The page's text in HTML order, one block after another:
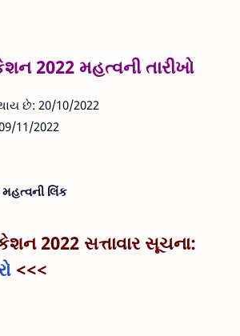
2022 મહત્વની તારીખો
છે: 20/10/2022
11/2022
મહત્વની લિંક
2022 સત્તાવાર સૂચના:
<<<